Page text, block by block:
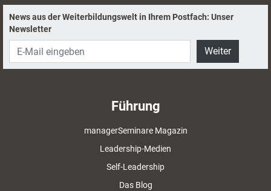
besser gelingt.
News aus der Weiterbildungswelt in Ihrem Postfach: Unser
Newsletter
Weiter
Führung
managerSeminare Magazin
Leadership-Medien
Self-Leadership
Das Blog